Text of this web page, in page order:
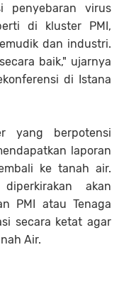
penyebaran virus
di kluster PMI,
dan industri.
baik," ujarnya
di Istana
yang berpotensi
laporan
ke tanah air.
akan
PMI atau Tenaga
secara ketat agar
Air.